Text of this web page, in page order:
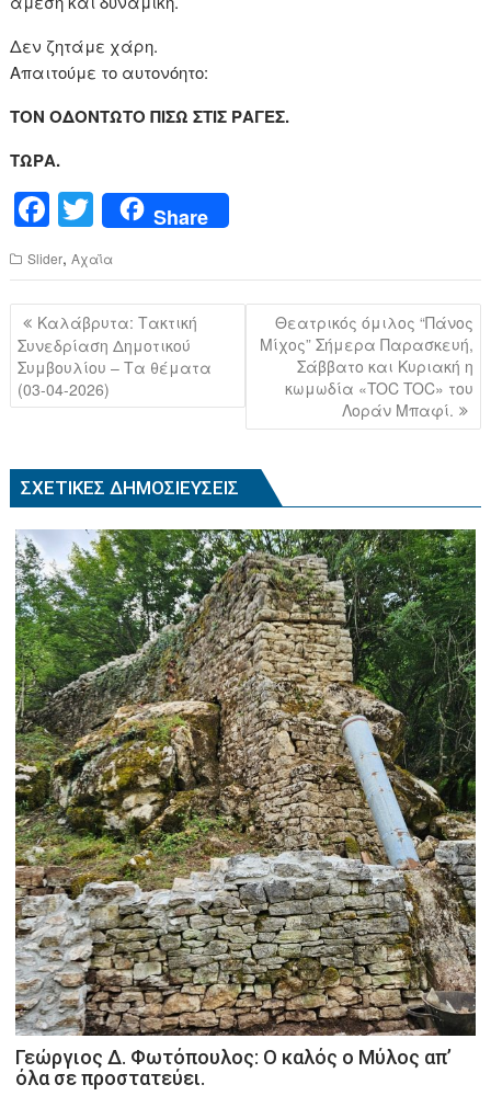
Δεν ζητάμε χάρη.
Απαιτούμε το αυτονόητο:
ΤΟΝ ΟΔΟΝΤΩΤΟ ΠΙΣΩ ΣΤΙΣ ΡΑΓΕΣ.
ΤΩΡΑ.
F
a
c
e
b
o
o
k
T
wi
tt
er
Share
Slider,Αχαΐα
Πλοήγηση
άρθρων
Καλάβρυτα: Τακτική
Συνεδρίαση Δημοτικού
Συμβουλίου – Τα θέματα
(03-04-2026)
Θεατρικός όμιλος “Πάνος
Μίχος” Σήμερα Παρασκευή,
Σάββατο και Κυριακή η
κωμωδία «TOC TOC» του
Λοράν Μπαφί.
ΣΧΕΤΙΚΈΣ ΔΗΜΟΣΙΕΎΣΕΙΣ
Γεώργιος Δ. Φωτόπουλος: Ο καλός ο Μύλος απ’
όλα σε προστατεύει.